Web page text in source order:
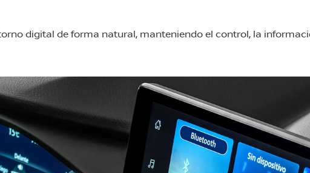
digital de forma natural, manteniendo el control, la